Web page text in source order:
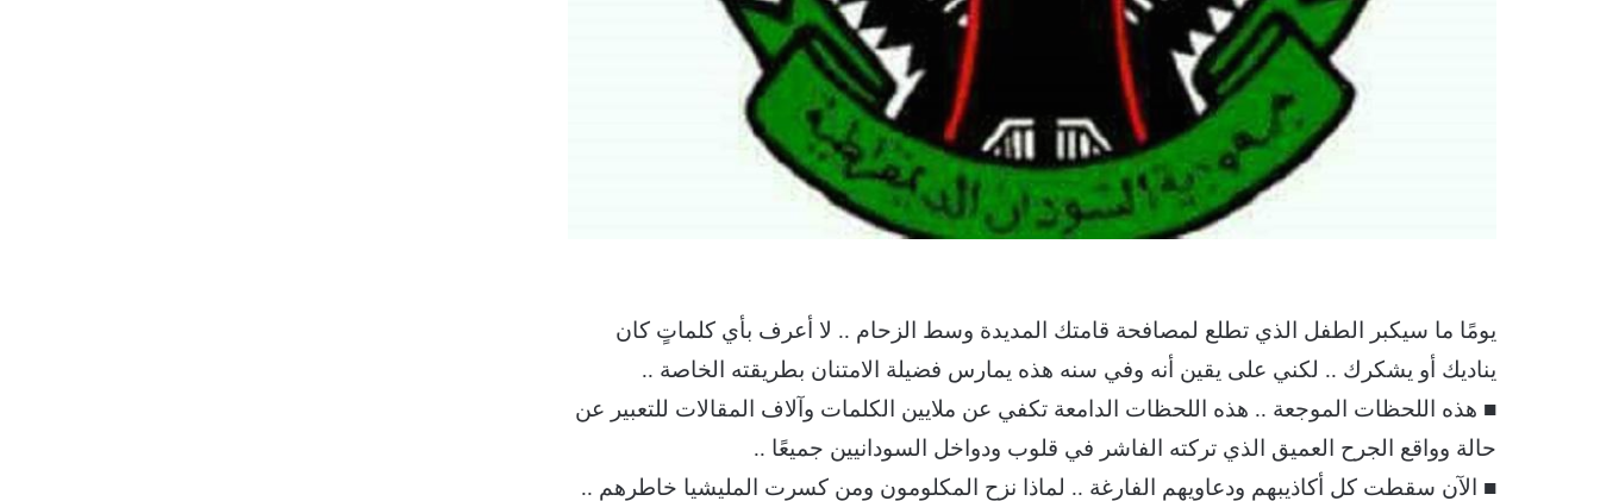
يومًا ما سيكبر الطفل الذي تطلع لمصافحة قامتك المديدة وسط الزحام .. لا أعرف بأي كلماتٍ كان
يناديك أو يشكرك .. لكني على يقين أنه وفي سنه هذه يمارس فضيلة الامتنان بطريقته الخاصة ..
■ هذه اللحظات الموجعة .. هذه اللحظات الدامعة تكفي عن ملايين الكلمات وآلاف المقالات للتعبير عن
حالة وواقع الجرح العميق الذي تركته الفاشر في قلوب ودواخل السودانيين جميعًا ..
■ الآن سقطت كل أكاذيبهم ودعاويهم الفارغة .. لماذا نزح المكلومون ومن كسرت المليشيا خاطرهم ..